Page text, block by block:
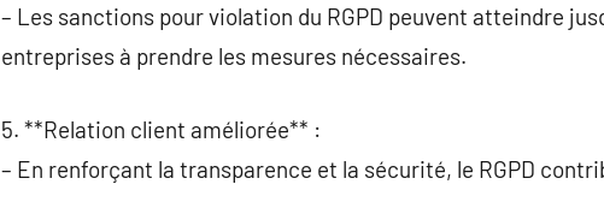
– Les sanctions pour violation du RGPD peuvent atteindre
entreprises à prendre les mesures nécessaires.
5. **Relation client améliorée** :
– En renforçant la transparence et la sécurité, le RGPD